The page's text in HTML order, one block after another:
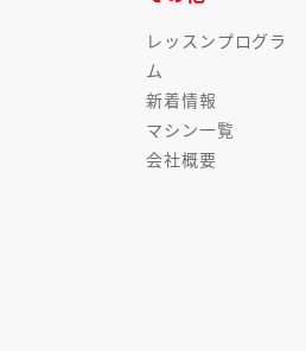
レッスンプログラ
ム
新着情報
マシン一覧
会社概要